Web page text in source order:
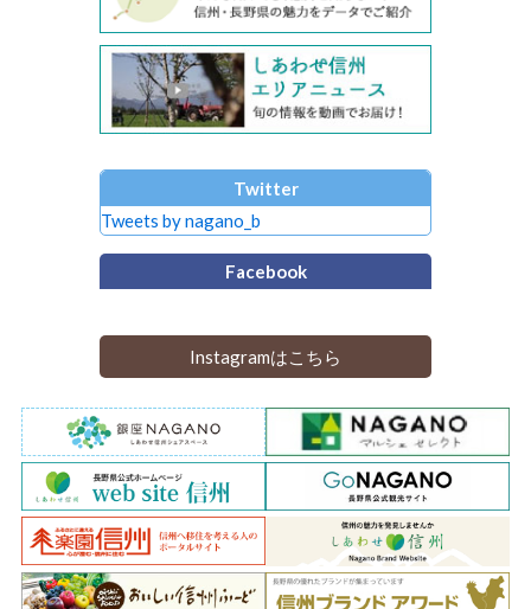
Twitter
Tweets by nagano_b
Facebook
Instagramはこちら